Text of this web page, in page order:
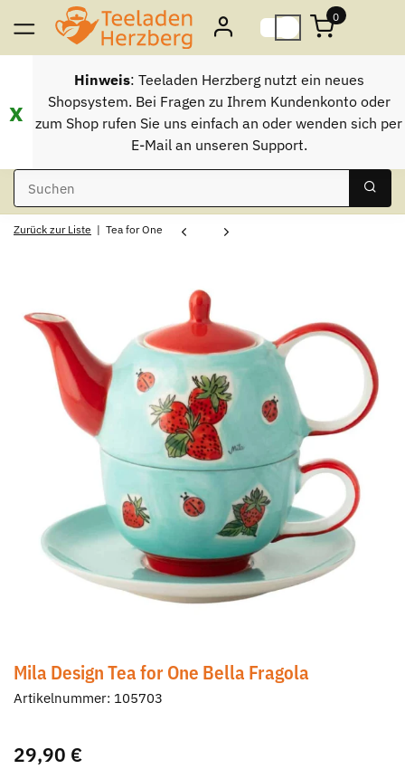
0
x
Hinweis: Teeladen Herzberg nutzt ein neues
Shopsystem. Bei Fragen zu Ihrem Kundenkonto oder
zum Shop rufen Sie uns einfach an oder wenden sich per
E-Mail an unseren Support.
Zurück zur Liste Tea for One
Mila Design Tea for One Bella Fragola
Artikelnummer: 105703
29,90 €